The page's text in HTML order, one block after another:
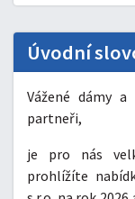
Úvodní
Vážené dámy
partneři,
je pro nás
prohlížíte